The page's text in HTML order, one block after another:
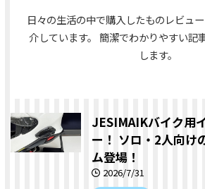
日々の生活の中で購入したものレビュ
介しています。 簡潔でわかりやすい記
します。
JESIMAIKバイク用
ー！ ソロ・2人向け
ム登場！
2026/7/31